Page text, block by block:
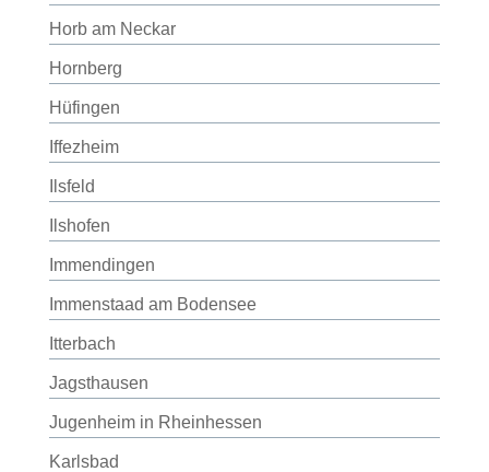
Horb am Neckar
Hornberg
Hüfingen
Iffezheim
Ilsfeld
Ilshofen
Immendingen
Immenstaad am Bodensee
Itterbach
Jagsthausen
Jugenheim in Rheinhessen
Karlsbad